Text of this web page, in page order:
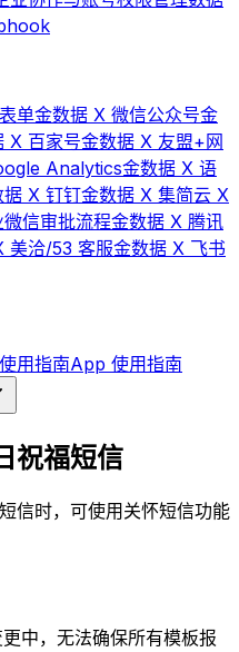
单金数据 X 微信公众号金
X 百家号金数据 X 友盟+网
Analytics金数据 X 语
据 X 钉钉金数据 X 集简云 X
信审批流程金数据 X 腾讯
美洽/53 客服金数据 X 飞书
用指南App 使用指南
祝福短信
信时，可使用关怀短信功能
中，无法确保所有模板报